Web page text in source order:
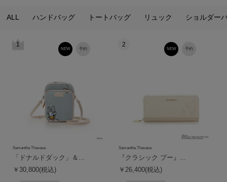
ALL ハンドバッグ トートバッグ リュック ショルダー
1
予約
NEW
Samantha Thavasa
「ドナルドダック」＆...
￥30,800(税込)
2
予約
NEW
Samantha Thavasa
『クラシック プー』...
￥26,400(税込)